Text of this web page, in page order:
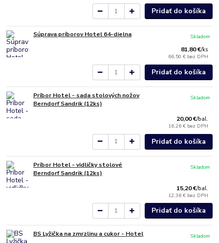
Pridať do košíka
Súprava príborov Hotel 64-dielna
81,80 €/ks
66,50 € bez DPH
Skladom
Pridať do košíka
Príbor Hotel - sada stolových nožov
Berndorf Sandrik (12ks)
20,00 €/bal.
16,26 € bez DPH
Skladom
Pridať do košíka
Príbor Hotel - vidličky stolové
Berndorf Sandrik (12ks)
15,20 €/bal.
12,36 € bez DPH
Skladom
Pridať do košíka
BS Lyžička na zmrzlinu a cukor - Hotel
Skladom